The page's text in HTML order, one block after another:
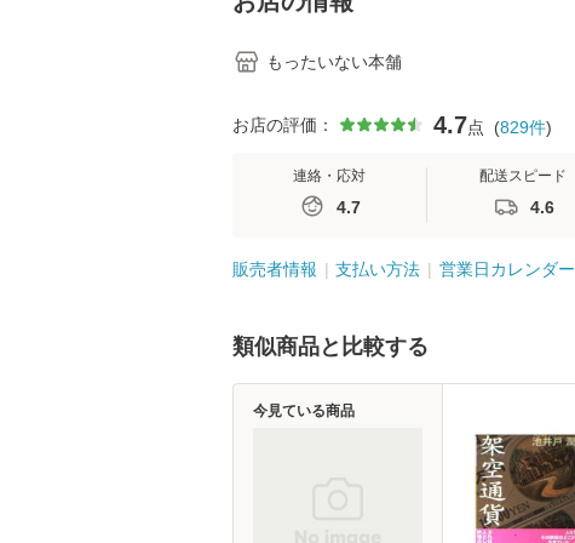
もったいない本舗
お店の評価： 4.7点 (829件)
連絡・応対
4.7
配送スピード
4.6
販売者情報 支払い方法 営業日カレンダー
類似商品と比較する
今見ている商品